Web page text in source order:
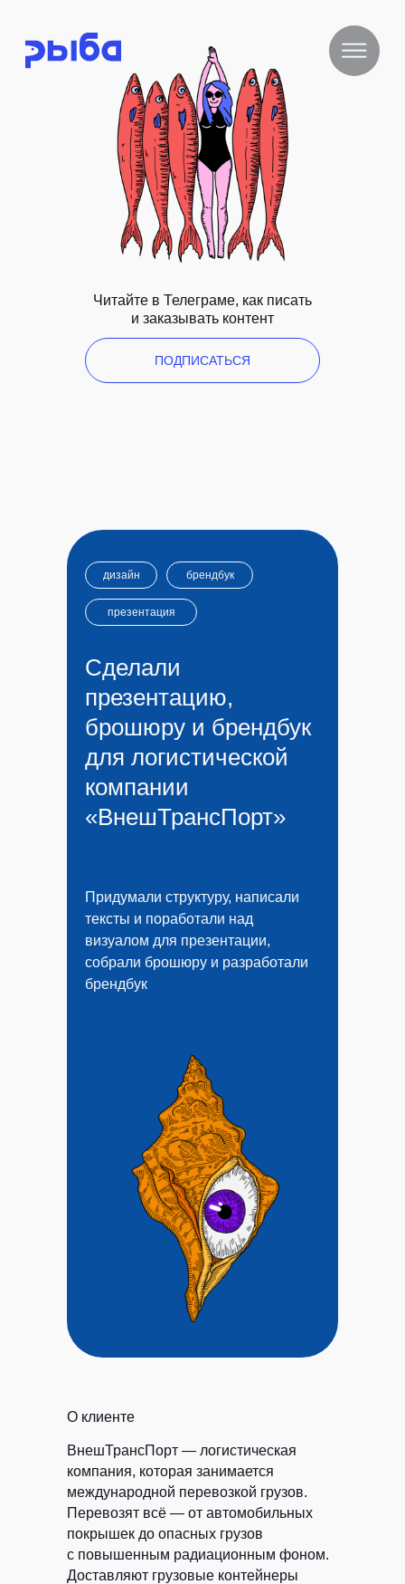
Читайте в Телеграме, как писать
и заказывать контент
ПОДПИСАТЬСЯ
дизайн
презентация
брендбук
Сделали
презентацию,
брошюру и брендбук
для логистической
компании
«ВнешТрансПорт»
Придумали структуру, написали
тексты и поработали над
визуалом для презентации,
собрали брошюру и разработали
брендбук
О клиенте
ВнешТрансПорт — логистическая
компания, которая занимается
международной перевозкой грузов.
Перевозят всё — от автомобильных
покрышек до опасных грузов
с повышенным радиационным фоном.
Доставляют грузовые контейнеры